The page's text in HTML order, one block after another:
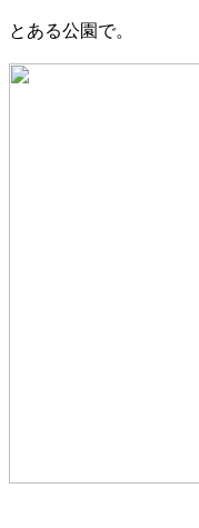
とある公園で。